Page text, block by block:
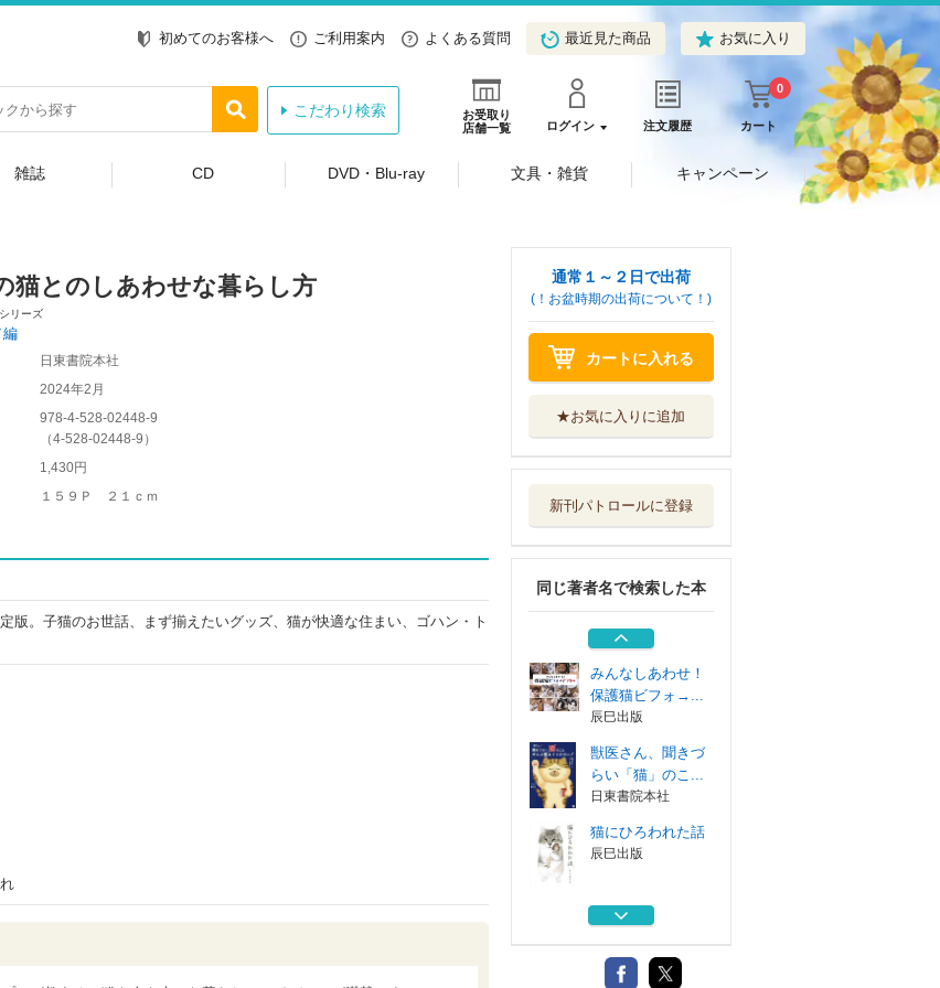
初めてのお客様へ ご利用案内 よくある質問 最近見た商品 お気に入り
お受取り
店舗一覧
ログイン 注文履歴 カート
0
こだわり検索
雑誌 CD DVD・Blu-ray 文具・雑貨 キャンペーン
猫とのしあわせな暮らし方
リーズ
編
日東書院本社
2024年2月
978-4-528-02448-9
（4-528-02448-9 ）
1,430円
１５９Ｐ ２１ｃｍ
版。子猫のお世話、まず揃えたいグッズ、猫が快適な住まい、ゴハン・ト
通常１～２日で出荷
(！お盆時期の出荷について！)
カートに入れる
★お気に入りに追加
新刊パトロールに登録
同じ著者名で検索した本
猫にひろわれた話
辰巳出版
これから猫を飼う
辰巳出版
岩合光昭み～んな
元気ネコ
辰巳出版
みんなしあわせ！
保護猫ビフォ→...
辰巳出版
獣医さん、聞きづ
らい「猫」のこ...
日東書院本社
猫にひろわれた話
辰巳出版
これから猫を飼う
辰巳出版